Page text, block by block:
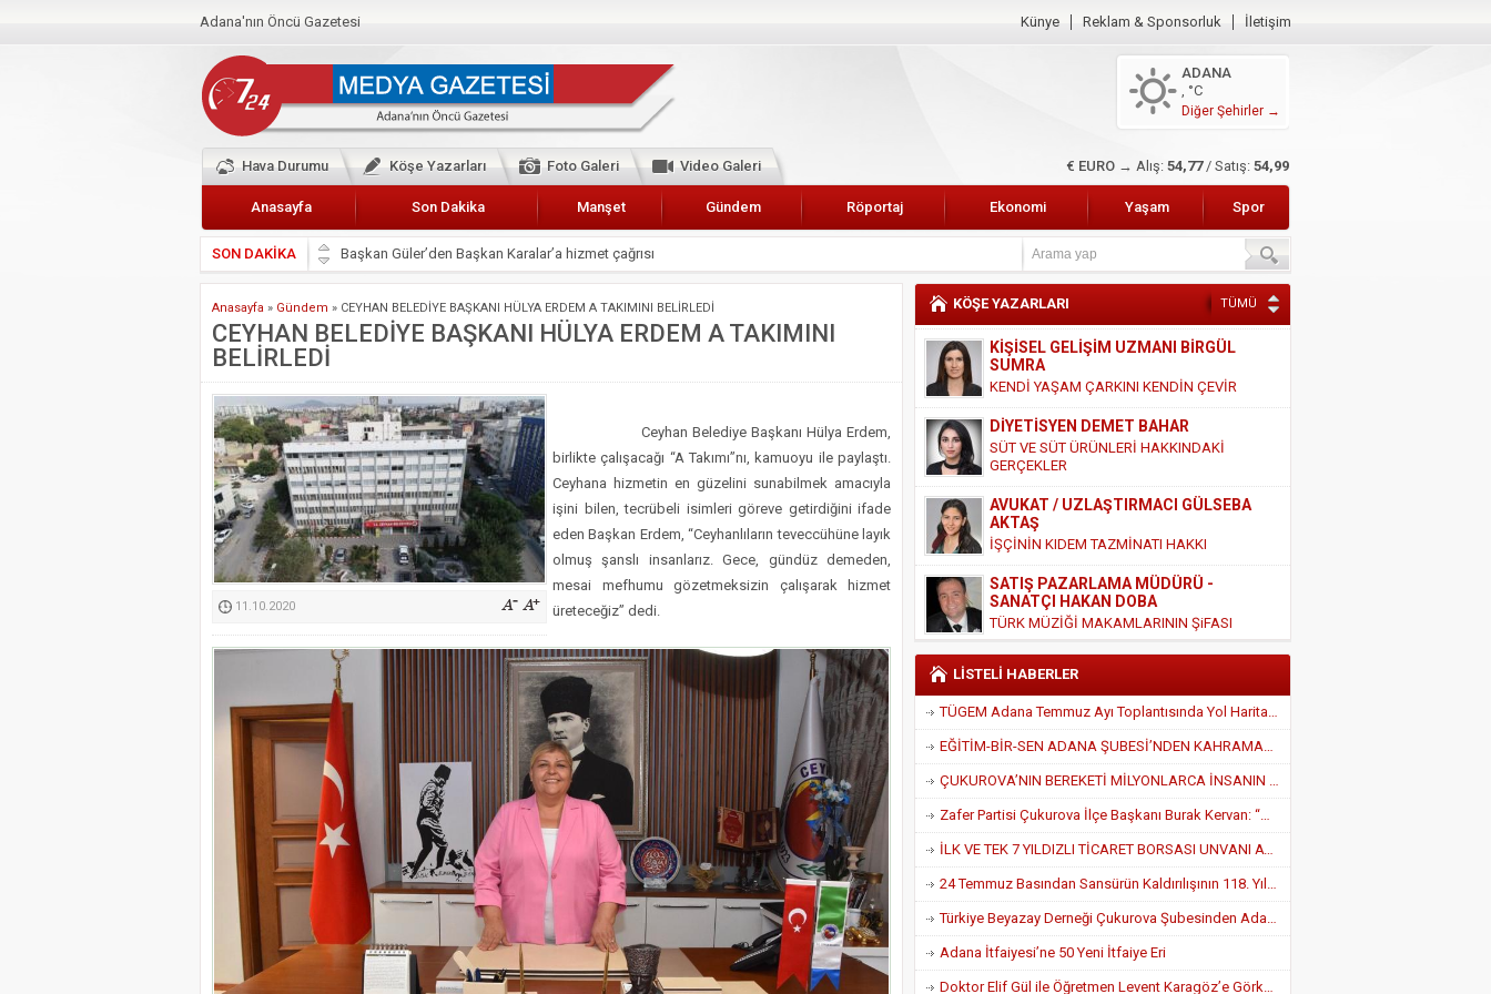
Adana'nın Öncü Gazetesi Künye Reklam & Sponsorluk İletişim
ADANA
, °C
Diğer Şehirler →
Hava Durumu Köşe Yazarları Foto Galeri Video Galeri $ DOLAR → Alış: 47,45/ Satış: 47,65
Anasayfa Son Dakika Manşet Gündem Röportaj Ekonomi Yaşam Spor
SON DAKİKA
Başkan Güler’den Başkan Karalar’a hizmet çağrısı
Lokantacılar ve Kebapçılar Esnaf Odası Başkanı Şefik Arslan
Hak-İş Abdurrahman Yücel
CEYHAN TİCARET ODASI
Hainler emellerine asla erişemeyecekler
BÖLGEMİZ ÇUKUROVA’DA 2019 YILI PAMUK HASADINA BAŞLANDI
İyi Parti Yüreğir İlçe Başkanı Enis Akyürek
Kimyasallardan Koruma Derneği Başkanı Cennet Çelik
Anasayfa » Gündem » CEYHAN BELEDİYE BAŞKANI HÜLYA ERDEM A TAKIMINI BELİRLEDİ
CEYHAN BELEDİYE BAŞKANI HÜLYA ERDEM A TAKIMINI
BELİRLEDİ
11.10.2020
Ceyhan Belediye Başkanı Hülya Erdem,
birlikte çalışacağı “A Takımı”nı, kamuoyu ile paylaştı.
Ceyhana hizmetin en güzelini sunabilmek amacıyla
işini bilen, tecrübeli isimleri göreve getirdiğini ifade
eden Başkan Erdem, “Ceyhanlıların teveccühüne layık
olmuş şanslı insanlarız. Gece, gündüz demeden,
mesai mefhumu gözetmeksizin çalışarak hizmet
üreteceğiz” dedi.
KÖŞE YAZARLARI TÜMÜ
KİŞİSEL GELİŞİM UZMANI BİRGÜL
SUMRA
KENDİ YAŞAM ÇARKINI KENDİN ÇEVİR
DİYETİSYEN DEMET BAHAR
SÜT VE SÜT ÜRÜNLERİ HAKKINDAKİ
GERÇEKLER
AVUKAT / UZLAŞTIRMACI GÜLSEBA
AKTAŞ
İŞÇİNİN KIDEM TAZMİNATI HAKKI
SATIŞ PAZARLAMA MÜDÜRÜ -
SANATÇI HAKAN DOBA
TÜRK MÜZİĞİ MAKAMLARININ ŞiFASI
EĞİTİMCİ - YAZAR HALİL KIRIK
EĞİTİM AMA NASIL ?
KİŞİSEL GELİŞİM UZMANI - EĞİTİMCİ-
YAZAR - NİHAYET YILDIRIM
OKUL FOBİSİNİN NEDENLERİ
MALİ MÜŞAVİR - 7/24 MEDYA GAZETESİ
İMTİYAZ SAHİBİ ÖZLEM PEKDURANER
AVUKAT MERT ARIOĞLU: “İYİ NİYETLİ
VATANDAŞLARIN MAĞDURİYETİNİ
GİDERECEK ÖNEMLİ BİR ADIM ATILIYOR.”
BÜROKRAT - ARAŞTIRMACI- YAZAR
HARUN DOĞAN
KELİMELER, MEDENİYETLERİ İNŞÂ EDEN YAPI
TAŞLARIDIR
YEMİNLİ MALİ MÜŞAVİR - SORUMLU
LİSTELİ HABERLER
TÜGEM Adana Temmuz Ayı Toplantısında Yol Haritası Belirlendi
EĞİTİM-BİR-SEN ADANA ŞUBESİ’NDEN KAHRAMANMARAŞ’A VEFA VE DAYANIŞMA ÇIKARMASI
ÇUKUROVA’NIN BEREKETİ MİLYONLARCA İNSANIN SOFRASINA KATKI SAĞLIYOR
Zafer Partisi Çukurova İlçe Başkanı Burak Kervan: “Çukurova Adım Adım Zafer’e Yürüyor”
İLK VE TEK 7 YILDIZLI TİCARET BORSASI UNVANI ATB’NİN
24 Temmuz Basından Sansürün Kaldırılışının 118. Yılı ÇGC’de Kebap İkramıyla Kutlandı
Türkiye Beyazay Derneği Çukurova Şubesinden Adana’da Engel Hakları İçin Güçlü Farkındalık Konferansı
Adana İtfaiyesi’ne 50 Yeni İtfaiye Eri
Doktor Elif Gül ile Öğretmen Levent Karagöz’e Görkemli Düğün Töreni